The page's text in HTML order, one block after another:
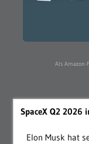
Als Amazon-
SpaceX Q2 2026
Elon Musk hat